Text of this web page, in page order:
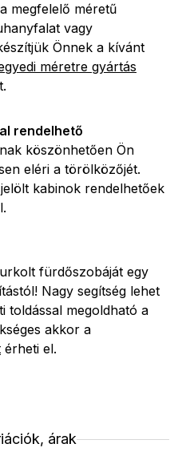
megfelelő méretű
vagy
Önnek a kívánt
méretre gyártás
rendelhető
köszönhetően Ön
eléri a törölközőjét.
kabinok rendelhetőek
fürdőszobáját egy
Nagy segítség lehet
toldással megoldható a
akkor a
érheti el.
árak